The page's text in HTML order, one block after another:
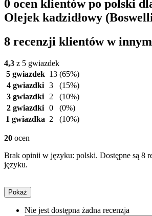
0 ocen klientów po polski
Olejek kadzidłowy
8 recenzji klientów w
4,3 z 5 gwiazdek
5 gwiazdek 13 (65%)
4 gwiazdki 3
(15%)
3 gwiazdki
2
(10%)
2 gwiazdki 0
(0%)
1 gwiazdka 2 (10%)
20 ocen
Brak opinii w języku: polski. Dostępne są 8
języku.
Pokaż
Nie jest dostępna żadna recenzja